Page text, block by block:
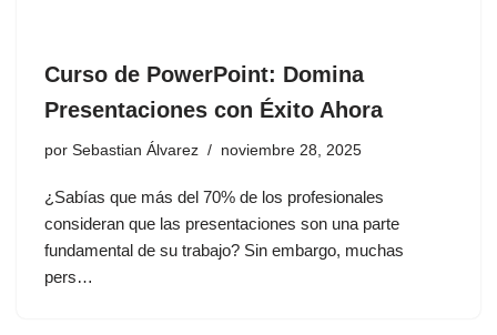
Curso de PowerPoint: Domina
Presentaciones con Éxito Ahora
por Sebastian Álvarez noviembre 28, 2025
¿Sabías que más del 70% de los profesionales
consideran que las presentaciones son una parte
fundamental de su trabajo? Sin embargo, muchas
pers…